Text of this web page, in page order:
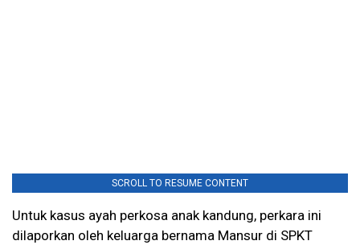
SCROLL TO RESUME CONTENT
Untuk kasus ayah perkosa anak kandung, perkara ini
dilaporkan oleh keluarga bernama Mansur di SPKT